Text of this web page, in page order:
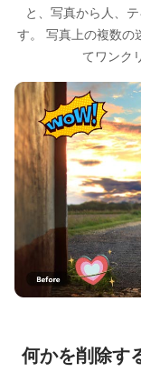
と、写真から人、
す。 写真上の複数の
てワンク
何かを削除す